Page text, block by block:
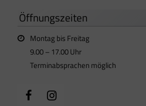
Öffnungszeiten
Montag bis Freitag
9.00 – 17.00 Uhr
Terminabsprachen möglich